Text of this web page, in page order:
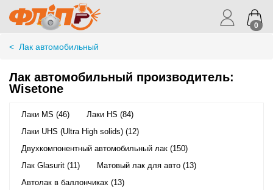
0
< Лак автомобильный
Лак автомобильный производитель:
Wisetone
Лаки MS (46)
Лаки HS (84)
Лаки UHS (Ultra High solids) (12)
Двухкомпонентный автомобильный лак (150)
Лак Glasurit (11)
Матовый лак для авто (13)
Автолак в баллончиках (13)